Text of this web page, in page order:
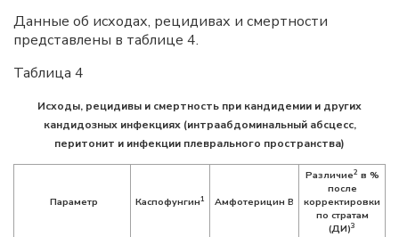
Данные об исходах, рецидивах и смертности
представлены в таблице 4.
Таблица 4
Исходы, рецидивы и смертность при кандидемии и других
кандидозных инфекциях (интраабдоминальный абсцесс,
перитонит и инфекции плеврального пространства)
Параметр Каспофунгин1 Амфотерицин B
Различие2 в %
после
корректировки
по стратам
(ДИ)3